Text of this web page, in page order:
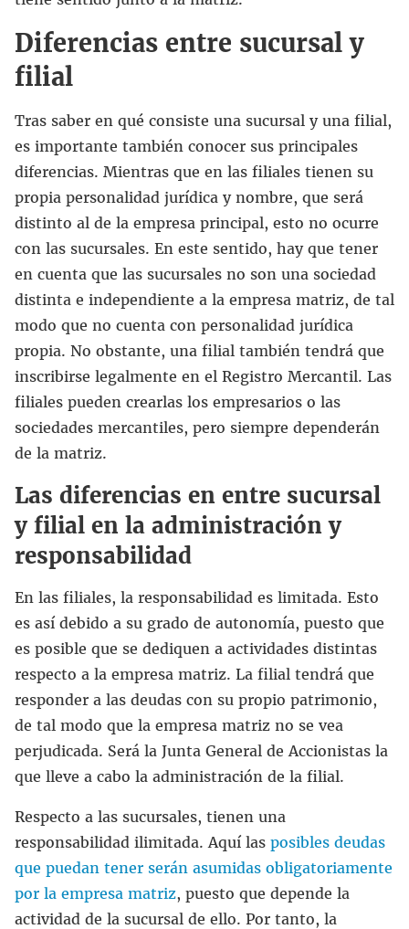
Diferencias entre sucursal y
filial
Tras saber en qué consiste una sucursal y una filial,
es importante también conocer sus principales
diferencias. Mientras que en las filiales tienen su
propia personalidad jurídica y nombre, que será
distinto al de la empresa principal, esto no ocurre
con las sucursales. En este sentido, hay que tener
en cuenta que las sucursales no son una sociedad
distinta e independiente a la empresa matriz, de tal
modo que no cuenta con personalidad jurídica
propia. No obstante, una filial también tendrá que
inscribirse legalmente en el Registro Mercantil. Las
filiales pueden crearlas los empresarios o las
sociedades mercantiles, pero siempre dependerán
de la matriz.
Las diferencias en entre sucursal
y filial en la administración y
responsabilidad
En las filiales, la responsabilidad es limitada. Esto
es así debido a su grado de autonomía, puesto que
es posible que se dediquen a actividades distintas
respecto a la empresa matriz. La filial tendrá que
responder a las deudas con su propio patrimonio,
de tal modo que la empresa matriz no se vea
perjudicada. Será la Junta General de Accionistas la
que lleve a cabo la administración de la filial.
Respecto a las sucursales, tienen una
responsabilidad ilimitada. Aquí las posibles deudas
que puedan tener serán asumidas obligatoriamente
por la empresa matriz, puesto que depende la
actividad de la sucursal de ello. Por tanto, la